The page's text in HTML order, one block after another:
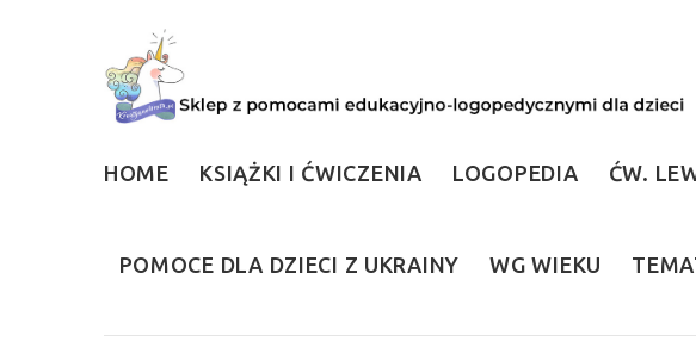
HOME KSIĄŻKI I ĆWICZENIA LOGOPEDIA ĆW.
POMOCE DLA DZIECI Z UKRAINY WG WIEKU